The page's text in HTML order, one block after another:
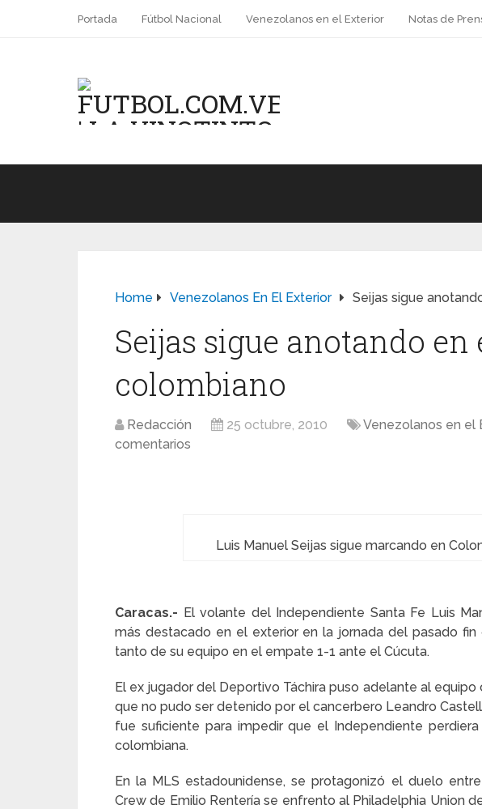
Portada Fútbol Nacional Venezolanos en el Exterior Notas de
Home Venezolanos En El Exterior Seijas sigue
Seijas sigue anotando en
colombiano
Redacción 25 octubre, 2010 Venezolanos en el
comentarios
Luis Manuel Seijas sigue marcando en
Caracas.- El volante del Independiente Santa Fe Luis
más destacado en el exterior en la jornada del pasado fin
tanto de su equipo en el empate 1-1 ante el Cúcuta.
El ex jugador del Deportivo Táchira puso adelante al
que no pudo ser detenido por el cancerbero Leandro
fue suficiente para impedir que el Independiente
colombiana.
En la MLS estadounidense, se protagonizó el duelo
Crew de Emilio Rentería se enfrento al Philadelphia Union